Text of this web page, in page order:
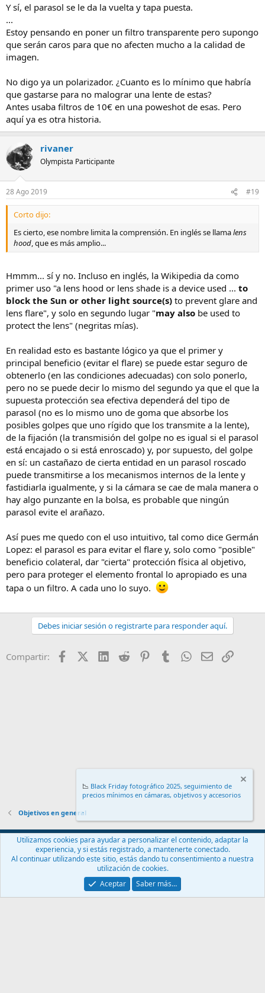
Y sí, el parasol se le da la vuelta y tapa puesta.
...
Estoy pensando en poner un filtro transparente pero supongo
que serán caros para que no afecten mucho a la calidad de
imagen.
No digo ya un polarizador. ¿Cuanto es lo mínimo que habría
que gastarse para no malograr una lente de estas?
Antes usaba filtros de 10€ en una poweshot de esas. Pero
aquí ya es otra historia.
rivaner
Olympista Participante
28 Ago 2019 #19
Corto dijo:
Es cierto, ese nombre limita la comprensión. En inglés se llamalens
hood, que es más amplio...
Hmmm... sí y no. Incluso en inglés, la Wikipedia da como
primer uso "a lens hood or lens shade is a device used ... to
block the Sun or other light source(s) to prevent glare and
lens flare", y solo en segundo lugar "may also be used to
protect the lens" (negritas mías).
En realidad esto es bastante lógico ya que el primer y
principal beneficio (evitar el flare) se puede estar seguro de
obtenerlo (en las condiciones adecuadas) con solo ponerlo,
pero no se puede decir lo mismo del segundo ya que el que la
supuesta protección sea efectiva dependerá del tipo de
parasol (no es lo mismo uno de goma que absorbe los
posibles golpes que uno rígido que los transmite a la lente),
de la fijación (la transmisión del golpe no es igual si el parasol
está encajado o si está enroscado) y, por supuesto, del golpe
en sí: un castañazo de cierta entidad en un parasol roscado
puede transmitirse a los mecanismos internos de la lente y
fastidiarla igualmente, y si la cámara se cae de mala manera o
hay algo punzante en la bolsa, es probable que ningún
parasol evite el arañazo.
Así pues me quedo con el uso intuitivo, tal como dice Germán
Lopez: el parasol es para evitar el flare y, solo como "posible"
beneficio colateral, dar "cierta" protección física al objetivo,
pero para proteger el elemento frontal lo apropiado es una
tapa o un filtro. A cada uno lo suyo.
Debes iniciar sesión o registrarte para responder aquí.
Compartir: FacebookX (Twitter)
LinkedIn
Reddit PinterestTumblr WhatsApp
EmailEnlace
Objetivos en general
Español (ES)
Contáctanos
Términos y reglas Política de privacidad
Ayuda
Community platform by XenForo® © 2010-2024 XenForo Ltd.
📉 Black Friday fotográfico 2025, seguimiento de
precios mínimos en cámaras, objetivos y accesorios
.
Utilizamos cookies para ayudar a personalizar el contenido, adaptar la
experiencia, y si estás registrado, a mantenerte conectado.
Al continuar utilizando este sitio, estás dando tu consentimiento a nuestra
utilización de cookies.
Aceptar
Saber más…